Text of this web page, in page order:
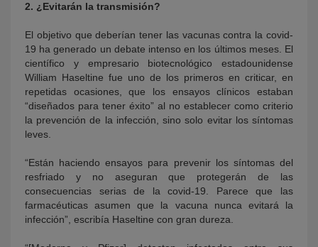
2. ¿Evitarán la transmisión?
El objetivo que deberían tener las vacunas contra la covid-
19 ha generado un debate intenso en los últimos meses. El
científico y empresario biotecnológico estadounidense
William Haseltine fue uno de los primeros en criticar, en
repetidas ocasiones, que los ensayos clínicos estaban
“diseñados para tener éxito” al no establecer como criterio
la prevención de la infección, sino solo evitar los síntomas
leves.
“Están haciendo ensayos para prevenir los síntomas del
resfriado y no aseguran que protegerán de las
consecuencias serias de la covid-19. Parece que las
farmacéuticas asumen que la vacuna nunca evitará la
infección”, escribía Haseltine con gran dureza.